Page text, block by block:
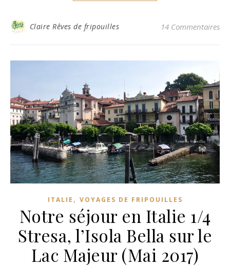
Claire Rêves de fripouilles 14 Commentaires
ITALIE , VOYAGES DE FRIPOUILLES
Notre séjour en Italie 1/4
Stresa, l’Isola Bella sur le
Lac Majeur (Mai 2017)